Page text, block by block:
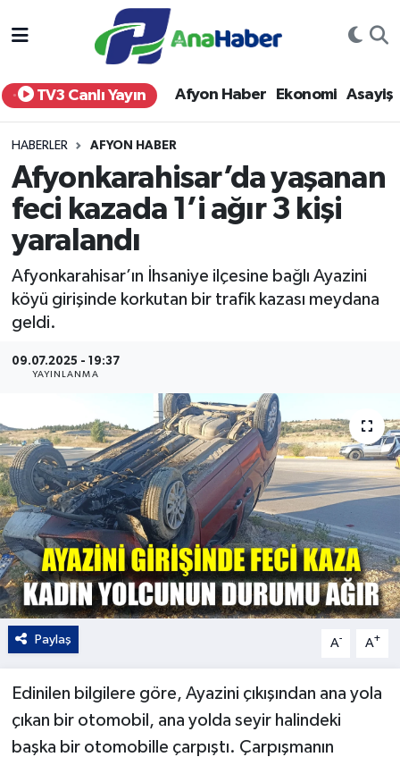
TV3 Canlı Yayın Afyon Haber Ekonomi Asayiş
HABERLER AFYON HABER
Afyonkarahisar’da yaşanan
feci kazada 1’i ağır 3 kişi
yaralandı
Afyonkarahisar’ın İhsaniye ilçesine bağlı Ayazini
köyü girişinde korkutan bir trafik kazası meydana
geldi.
09.07.2025 - 19:37
YAYINLANMA
Paylaş A- A+
Edinilen bilgilere göre, Ayazini çıkışından ana yola
çıkan bir otomobil, ana yolda seyir halindeki
başka bir otomobille çarpıştı. Çarpışmanın
Yurt Haber
Afyon Haber
Siyaset
Spor
Eğitim
Kültür - Sanat
Yaşam
Afyonkarahisar Nöbetçi Eczaneler
Afyonkarahisar Hava Durumu
Afyonkarahisar Trafik Yoğunluk Haritası
Süper Lig Puan Durumu ve Fikstür
Tüm Manşetler